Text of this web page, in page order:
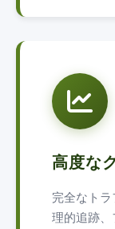
高度な
完全なト
理的追跡